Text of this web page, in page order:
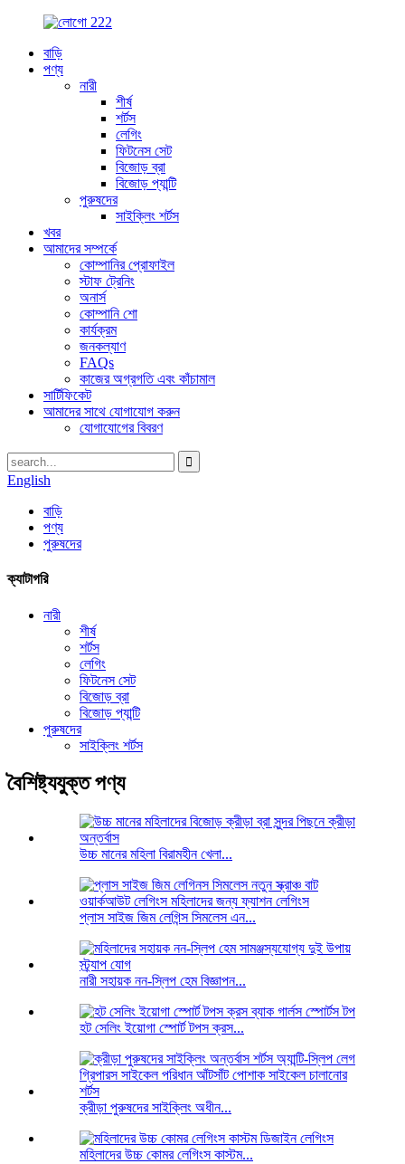
বাড়ি
পণ্য
নারী
শীর্ষ
শর্টস
লেগিং
ফিটনেস সেট
বিজোড় ব্রা
বিজোড় প্যান্টি
পুরুষদের
সাইক্লিং শর্টস
খবর
আমাদের সম্পর্কে
কোম্পানির প্রোফাইল
স্টাফ ট্রেনিং
অনার্স
কোম্পানি শো
কার্যক্রম
জনকল্যাণ
FAQs
কাজের অগ্রগতি এবং কাঁচামাল
সার্টিফিকেট
আমাদের সাথে যোগাযোগ করুন
যোগাযোগের বিবরণ
English
বাড়ি
পণ্য
পুরুষদের
ক্যাটাগরি
নারী
শীর্ষ
শর্টস
লেগিং
ফিটনেস সেট
বিজোড় ব্রা
বিজোড় প্যান্টি
পুরুষদের
সাইক্লিং শর্টস
বৈশিষ্ট্যযুক্ত পণ্য
উচ্চ মানের মহিলা বিরামহীন খেলা...
প্লাস সাইজ জিম লেগিন্স সিমলেস এন...
নারী সহায়ক নন-স্লিপ হেম বিজ্ঞাপন...
হট সেলিং ইয়োগা স্পোর্ট টপস ক্রস...
ক্রীড়া পুরুষদের সাইক্লিং অধীন...
মহিলাদের উচ্চ কোমর লেগিংস কাস্টম...